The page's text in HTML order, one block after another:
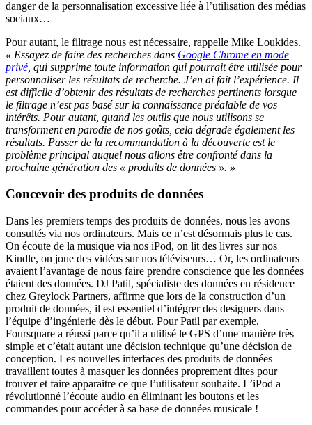
danger de la personnalisation excessive liée à l’utilisation des médias
sociaux…
Pour autant, le filtrage nous est nécessaire, rappelle Mike Loukides.
« Essayez de faire des recherches dans Google Chrome en mode
privé, qui supprime toute information qui pourrait être utilisée pour
personnaliser les résultats de recherche. J’en ai fait l’expérience. Il
est difficile d’obtenir des résultats de recherches pertinents lorsque
le filtrage n’est pas basé sur la connaissance préalable de vos
intérêts. Pour autant, quand les outils que nous utilisons se
transforment en parodie de nos goûts, cela dégrade également les
résultats. Passer de la recommandation à la découverte est le
problème principal auquel nous allons être confronté dans la
prochaine génération des « produits de données ». »
Concevoir des produits de données
Dans les premiers temps des produits de données, nous les avons
consultés via nos ordinateurs. Mais ce n’est désormais plus le cas.
On écoute de la musique via nos iPod, on lit des livres sur nos
Kindle, on joue des vidéos sur nos téléviseurs… Or, les ordinateurs
avaient l’avantage de nous faire prendre conscience que les données
étaient des données. DJ Patil, spécialiste des données en résidence
chez Greylock Partners, affirme que lors de la construction d’un
produit de données, il est essentiel d’intégrer des designers dans
l’équipe d’ingénierie dès le début. Pour Patil par exemple,
Foursquare a réussi parce qu’il a utilisé le GPS d’une manière très
simple et c’était autant une décision technique qu’une décision de
conception. Les nouvelles interfaces des produits de données
travaillent toutes à masquer les données proprement dites pour
trouver et faire apparaitre ce que l’utilisateur souhaite. L’iPod a
révolutionné l’écoute audio en éliminant les boutons et les
commandes pour accéder à sa base de données musicale !